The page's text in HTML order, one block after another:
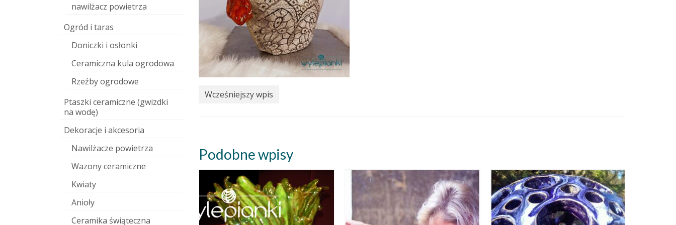
Wcześniejszy wpis
Podobne wpisy
nawilżacz powietrza
Ogród i taras
Doniczki i osłonki
Ceramiczna kula ogrodowa
Rzeźby ogrodowe
Ptaszki ceramiczne (gwizdki
na wodę)
Dekoracje i akcesoria
Nawilżacze powietrza
Wazony ceramiczne
Kwiaty
Anioły
Ceramika świąteczna